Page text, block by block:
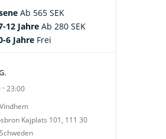
Ab 565 SEK
12 Jahre Ab 280 SEK
6 Jahre Frei
-23:00
Kajplats 101, 111 30